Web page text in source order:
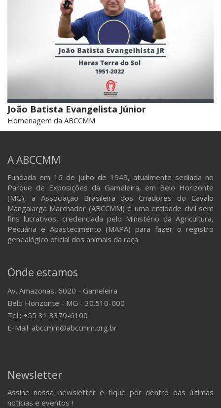
João Batista Evangelista Júnior
Homenagem da ABCCMM
A ABCCMM
Fundada em 16 de julho de 1949, atualmente sediada no
Parque de Exposições da Gameleira, em Belo Horizonte
(MG), a Associação Brasileira dos Criadores do Cavalo
Mangalarga Marchador (ABCCMM) é uma entidade civil sem
fins lucrativos, credenciada pelo Ministério da Agricultura,
Pecuária e Abastecimento (MAPA) para fazer o registro
genealógico oficial dos animais da raça.
Onde estamos
Av. Amazonas, 6020 - Gameleira
Belo Horizonte - MG - 30.510-000
Tel.: +55 31 3379-6100
E-Mail: abccmm@abccmm.org.br
Newsletter
Assine nossa newsletter e fique por dentro das últimas
notícias e eventos !